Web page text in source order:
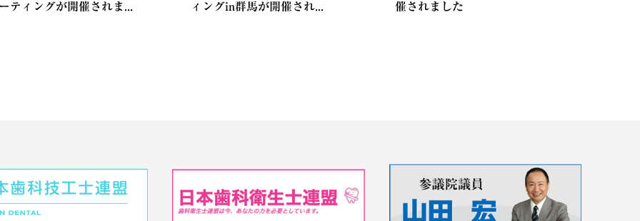
ティングが開催されま...
ィングin群馬が開催され...
催されました